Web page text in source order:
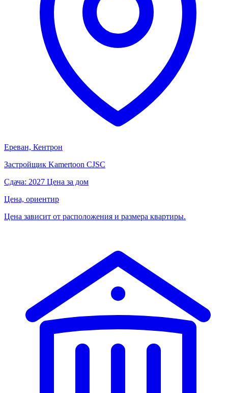
Ереван, Кентрон
Застройщик Kamertoon CJSC
Сдача: 2027 Цена за дом
Цена, ориентир
Цена зависит от расположения и размера квартиры.